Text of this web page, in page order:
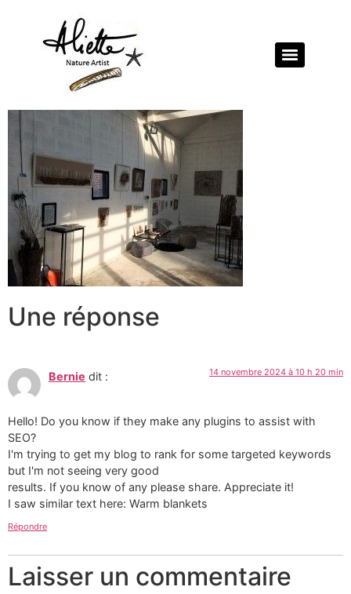
Une réponse
Bernie dit : 14 novembre 2024 à 10 h 20 min
Hello! Do you know if they make any plugins to assist with
SEO?
I'm trying to get my blog to rank for some targeted keywords
but I'm not seeing very good
results. If you know of any please share. Appreciate it!
I saw similar text here: Warm blankets
Répondre
Laisser un commentaire